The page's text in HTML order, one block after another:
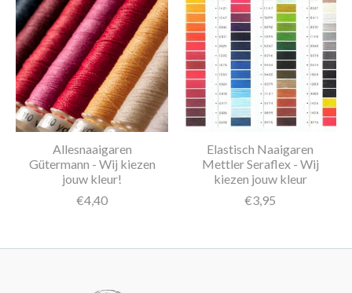
Allesnaaigaren
Gütermann - Wij kiezen
jouw kleur!
€4,40
Elastisch Naaigaren
Mettler Seraflex - Wij
kiezen jouw kleur
€3,95